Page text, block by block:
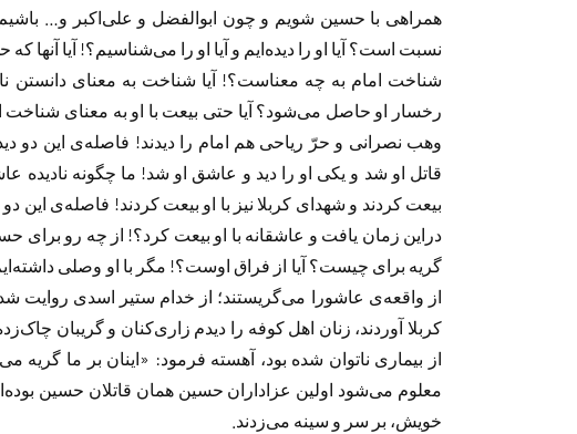
همراهی با حسین شویم و چون ابوالفضل و علی‌اکبر و…
نسبت است؟ آیا او را دیده‌ایم و آیا او را می‌شناسیم؟! آیا آنها
شناخت امام به چه معناست؟! آیا شناخت به معنای دانستن
رخسار او حاصل می‌شود؟ آیا حتی بیعت با او به معنای
وهب نصرانی و حرّ ریاحی هم امام را دیدند! فاصله‌ی این دو
قاتل او شد و یکی او را دید و عاشق او شد! ما چگونه نادیده
بیعت کردند و شهدای کربلا نیز با او بیعت کردند! فاصله‌ی این
دراین زمان یافت و عاشقانه با او بیعت کرد؟! از چه رو برای
گریه برای چیست؟ آیا از فراق اوست؟! مگر با او وصلی
از واقعه‌ی عاشورا مى‌گریستند؛ از خدام ستیر اسدی روایت
کربلا آوردند، زنان اهل کوفه را دیدم زاری‌کنان و گریبان
از بیماری ناتوان شده بود، آهسته فرمود: «اینان بر ما
معلوم می‌شود اولین عزاداران حسین همان قاتلان حسين
خویش، بر سر و سینه می‌زدند.